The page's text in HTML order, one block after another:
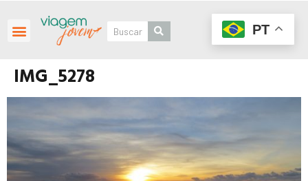
IMG_5278
PT